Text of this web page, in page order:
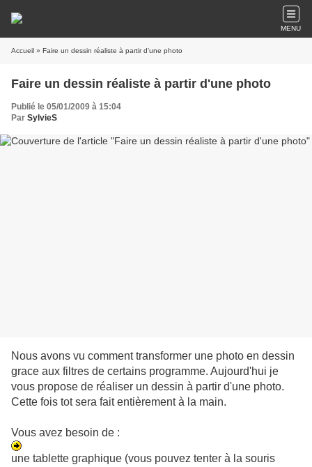
MENU
Accueil » Faire un dessin réaliste à partir d'une photo
Faire un dessin réaliste à partir d'une photo
Publié le 05/01/2009 à 15:04
Par SylvieS
Nous avons vu comment transformer une photo en dessin
grace aux filtres de certains programme. Aujourd'hui je
vous propose de réaliser un dessin à partir d'une photo.
Cette fois tot sera fait entièrement à la main.
Vous avez besoin de :
une tablette graphique (vous pouvez tenter à la souris